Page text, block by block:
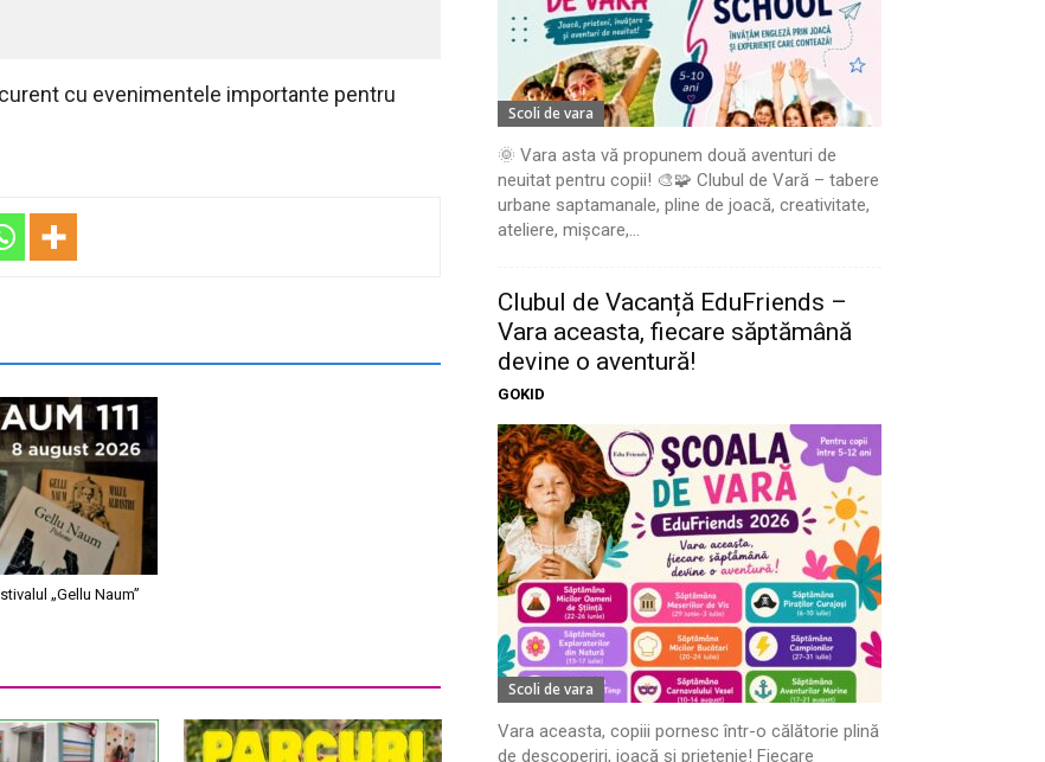
cu evenimentele importante pentru
„Gellu Naum”
Scoli de vara
🌞 Vara asta vă propunem două aventuri de
neuitat pentru copii! 🎨🧩 Clubul de Vară – tabere
urbane saptamanale, pline de joacă, creativitate,
ateliere, mișcare,...
Clubul de Vacanță EduFriends –
Vara aceasta, fiecare săptămână
devine o aventură!
GOKID
Scoli de vara
Vara aceasta, copiii pornesc într-o călătorie plină
de descoperiri, joacă și prietenie! Fiecare